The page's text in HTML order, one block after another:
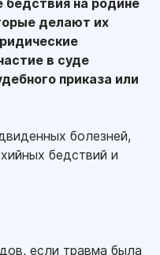
делают их
в суде
приказа или
болезней,
бедствий и
если травма была